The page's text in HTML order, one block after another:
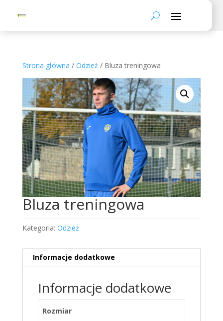
Strona główna / Odzież / Bluza treningowa
Bluza treningowa
Kategoria: Odzież
Informacje dodatkowe
Informacje dodatkowe
Rozmiar